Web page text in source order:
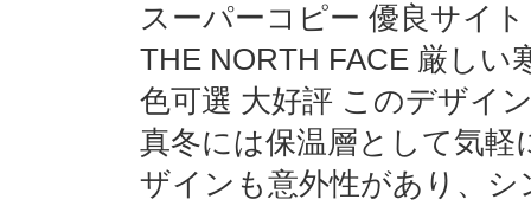
スーパーコピー 優良サイ
THE NORTH FACE 厳しい
色可選 大好評 このデザイ
真冬には保温層として気
ザインも意外性があり、